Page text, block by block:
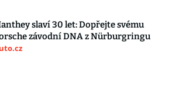
slaví 30 let: Dopřejte svému
závodní DNA z Nürburgringu